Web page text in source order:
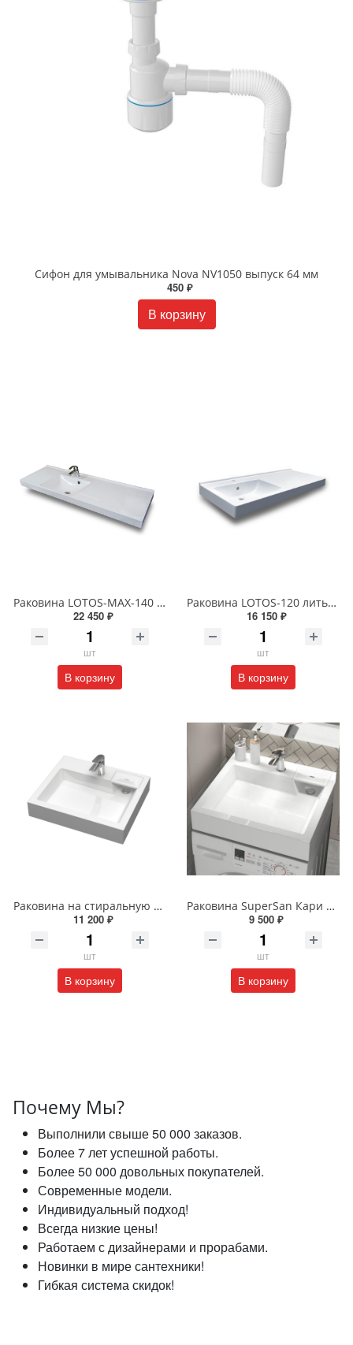
Сифон для умывальника Nova NV1050 выпуск 64 мм
450 ₽
В корзину
Раковина LOTOS-MAX-140 литьевой мрамор левая/правая LOTOS-MAX-140
22 450 ₽
шт
В корзину
Раковина LOTOS-120 литьевой мрамор левая/правая белая LOTOS-120
16 150 ₽
шт
В корзину
Раковина на стиральную машину Reflexion Tetra RF6050TE 60 х 50 см белая
11 200 ₽
шт
В корзину
Раковина SuperSan Кари 60 x 55 см над стиральной машиной Kar-D1
9 500 ₽
шт
В корзину
Почему Мы?
Выполнили свыше 50 000 заказов.
Более 7 лет успешной работы.
Более 50 000 довольных покупателей.
Современные модели.
Индивидуальный подход!
Всегда низкие цены!
Работаем с дизайнерами и прорабами.
Новинки в мире сантехники!
Гибкая система скидок!